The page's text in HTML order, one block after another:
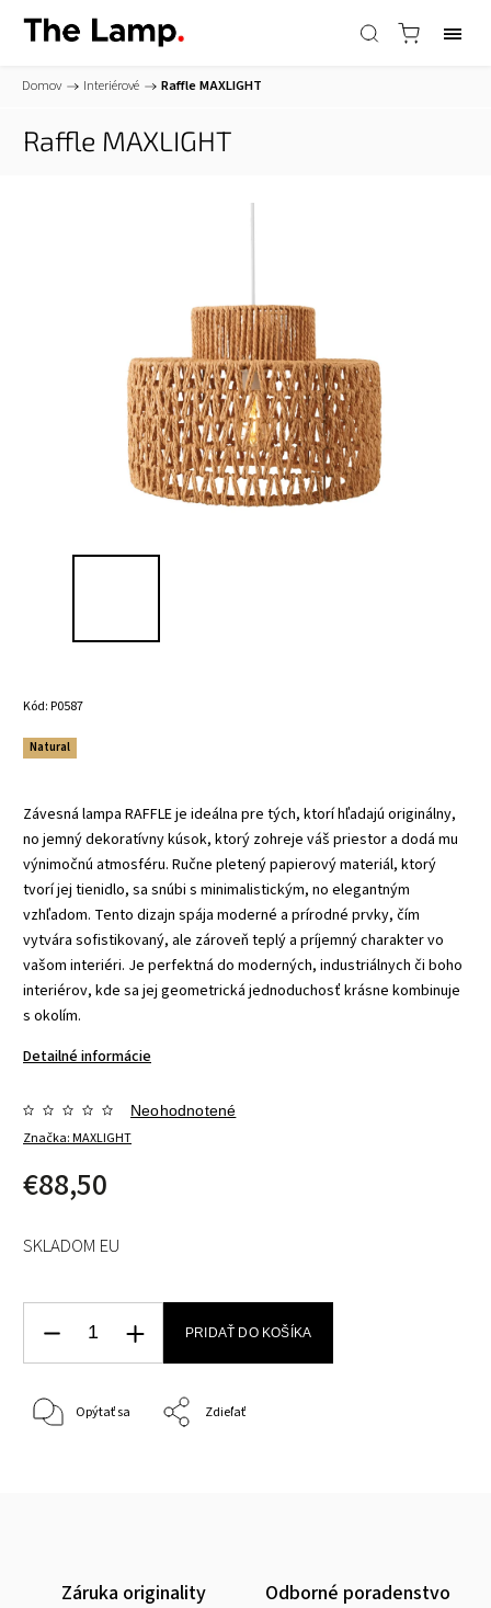
Domov / Interiérové / RaffleMAXLIGHT
Raffle MAXLIGHT
Kód:P0587
Natural
Závesná lampa RAFFLEje ideálna pre tých, ktorí hľadajú originálny,
no jemný dekoratívny kúsok, ktorý zohreje váš priestor a dodá mu
výnimočnú atmosféru. Ručne pletený papierový materiál, ktorý
tvorí jej tienidlo, sa snúbi s minimalistickým, no elegantným
vzhľadom. Tento dizajn spája moderné a prírodné prvky, čím
vytvára sofistikovaný, ale zároveň teplý a príjemný charakter vo
vašom interiéri. Je perfektná do moderných, industriálnych či boho
interiérov, kde sa jej geometrická jednoduchosťkrásne kombinuje
s okolím.
Detailné informácie
Značka:MAXLIGHT
Neohodnotené
€88,50
SKLADOM EU
PRIDAŤ DO KOŠÍKA
Opýtať sa Zdieľať
Záruka originality Odborné poradenstvo